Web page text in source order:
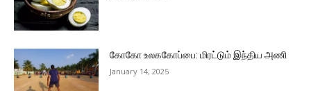
கோகோ உலககோப்பை: மிரட்டும் இந்திய அணி
January 14, 2025